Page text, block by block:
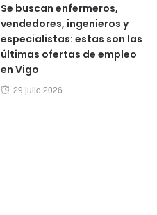
Se buscan enfermeros,
vendedores, ingenieros y
especialistas: estas son las
últimas ofertas de empleo
en Vigo
Posted
29 julio 2026